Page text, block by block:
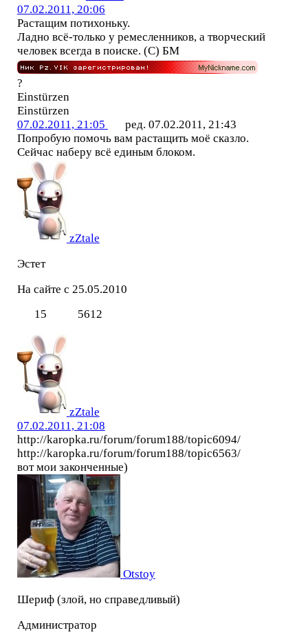
07.02.2011, 20:06
Растащим потихоньку.
Ладно всё-только у ремесленников, а творческий
человек всегда в поиске. (С) БМ
?
Einstürzen
Einstürzen
07.02.2011, 21:05
ред. 07.02.2011, 21:43
Попробую помочь вам растащить моё сказло.
Сейчас наберу всё единым блоком.
zZtale
Эстет
На сайте с 25.05.2010
15
5612
zZtale
07.02.2011, 21:08
http://karopka.ru/forum/forum188/topic6094/
http://karopka.ru/forum/forum188/topic6563/
вот мои законченные)
Otstoy
Шериф (злой, но справедливый)
Администратор